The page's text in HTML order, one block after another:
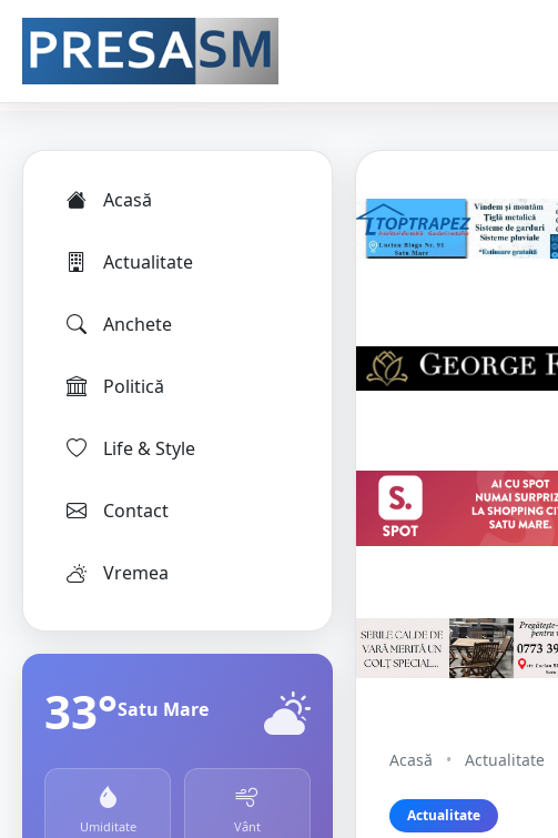
Acasă
Actualitate
Anchete
Politică
Life & Style
Contact
Vremea
33°Satu Mare
Umiditate Vânt
Acasă • Actualitate
Actualitate